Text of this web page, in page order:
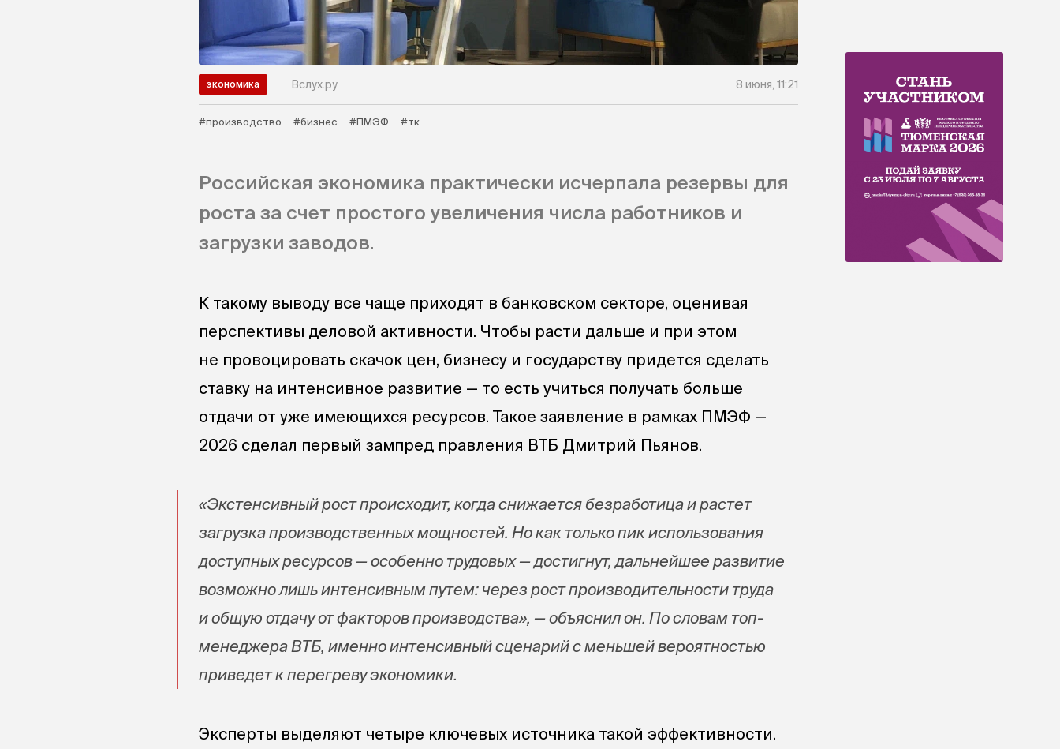
экономика Вслух.ру 8 июня, 11:21
#производство #бизнес #ПМЭФ #тк
Российская экономика практически исчерпала резервы для
роста за счет простого увеличения числа работников и
загрузки заводов.
К такому выводу все чаще приходят в банковском секторе, оценивая
перспективы деловой активности. Чтобы расти дальше и при этом
не провоцировать скачок цен, бизнесу и государству придется сделать
ставку на интенсивное развитие — то есть учиться получать больше
отдачи от уже имеющихся ресурсов. Такое заявление в рамках ПМЭФ —
2026 сделал первый зампред правления ВТБ Дмитрий Пьянов.
«Экстенсивный рост происходит, когда снижается безработица и растет
загрузка производственных мощностей. Но как только пик использования
доступных ресурсов — особенно трудовых — достигнут, дальнейшее развитие
возможно лишь интенсивным путем: через рост производительности труда
и общую отдачу от факторов производства», — объяснил он. По словам топ-
менеджера ВТБ, именно интенсивный сценарий с меньшей вероятностью
приведет к перегреву экономики.
Эксперты выделяют четыре ключевых источника такой эффективности.